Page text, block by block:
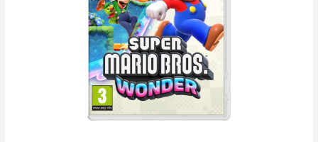
Chiffres de ventes
Rumeurs
Nintendo Direct
Tests et previews